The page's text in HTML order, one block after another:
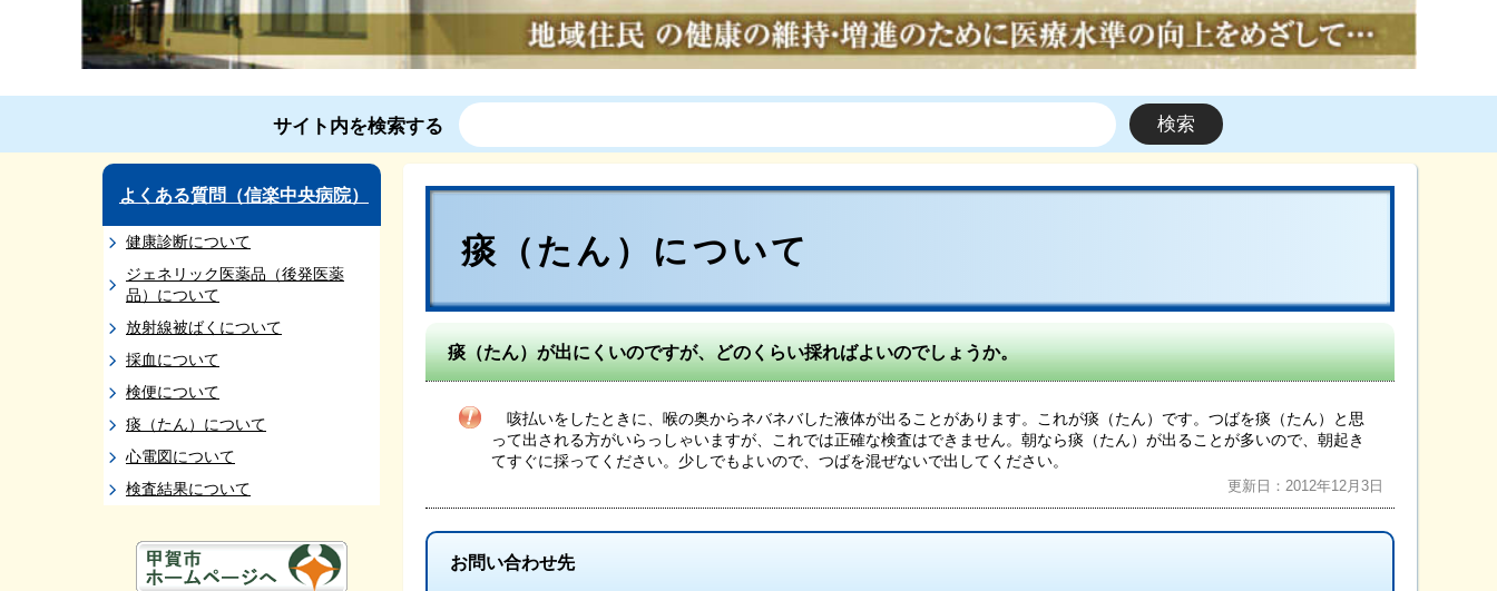
サイト内を検索する
よくある質問（信楽中央病院）
健康診断について
ジェネリック医薬品（後発医薬
品）について
放射線被ばくについて
採血について
検便について
痰（たん）について
心電図について
検査結果について
痰（たん）について
痰（たん）が出にくいのですが、どのくらい採ればよいのでしょうか。
咳払いをしたときに、喉の奥からネバネバした液体が出ることがあります。これが痰（たん）です。つばを痰（たん）と思
って出される方がいらっしゃいますが、これでは正確な検査はできません。朝なら痰（たん）が出ることが多いので、朝起き
てすぐに採ってください。少しでもよいので、つばを混ぜないで出してください。
更新日：2012年12月3日
お問い合わせ先